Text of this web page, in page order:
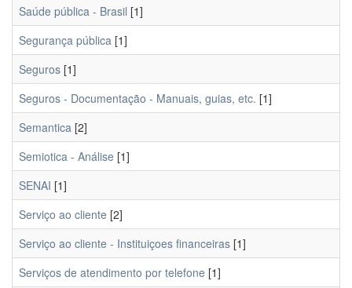
Saúde pública - Brasil [1]
Segurança pública [1]
Seguros [1]
Seguros - Documentação - Manuais, guias, etc. [1]
Semantica [2]
Semiotica - Análise [1]
SENAI [1]
Serviço ao cliente [2]
Serviço ao cliente - Instituiçoes financeiras [1]
Serviços de atendimento por telefone [1]